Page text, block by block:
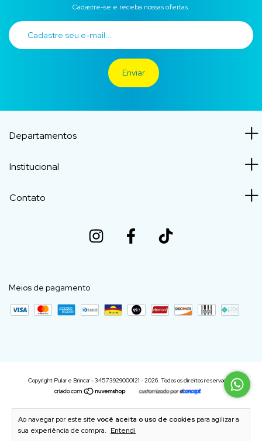
Ao navegar por este site você aceita o uso de cookies para agilizar a
sua experiência de compra. Entendi
Cadastre-se e receba nossas ofertas.
Departamentos
Institucional
Contato
Meios de pagamento
Copyright Pular e Brincar - 34573929000121 - 2026. Todos os direitos reservados.